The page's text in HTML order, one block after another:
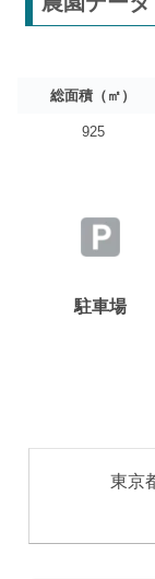
総面積（㎡）
925
駐車場
東京